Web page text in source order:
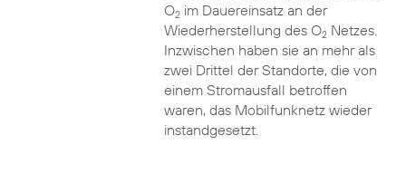
O2im Dauereinsatz an der
Wiederherstellung des O2Netzes.
Inzwischen haben sie an mehr als
zwei Drittel der Standorte, die von
einem Stromausfall betroffen
waren, das Mobilfunknetz wieder
instandgesetzt.